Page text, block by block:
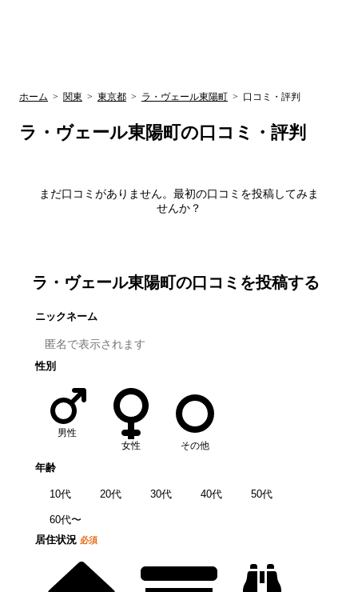
ホーム > 関東 > 東京都 > ラ・ヴェール東陽町 > 口コミ・評判
ラ・ヴェール東陽町の口コミ・評判
まだ口コミがありません。最初の口コミを投稿してみま
せんか？
ラ・ヴェール東陽町の口コミを投稿する
ニックネーム
性別
男性
女性
その他
年齢
10代 20代 30代 40代 50代
60代〜
居住状況 必須